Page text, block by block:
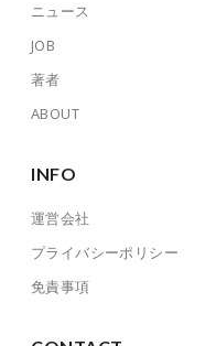
ニュース
JOB
著者
ABOUT
INFO
運営会社
プライバシーポリシー
免責事項